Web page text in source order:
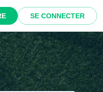
SE CONNECTER